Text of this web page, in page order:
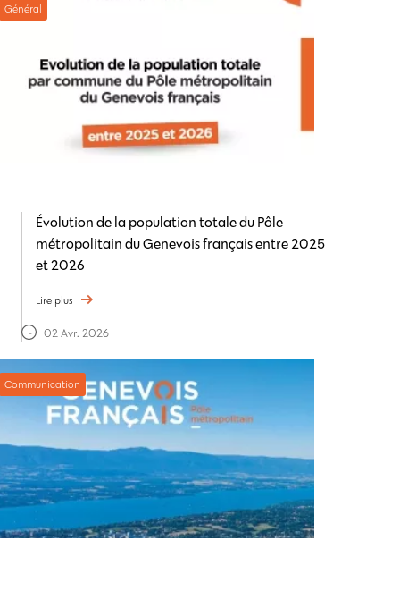
Général
Évolution de la population totale du Pôle
métropolitain du Genevois français entre 2025
et 2026
Lire plus
02 Avr. 2026
Communication